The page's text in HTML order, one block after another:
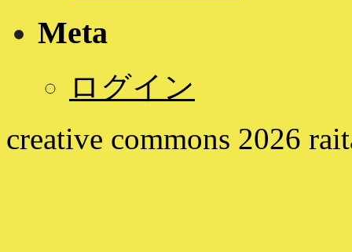
Meta
ログイン
creative commons 2026